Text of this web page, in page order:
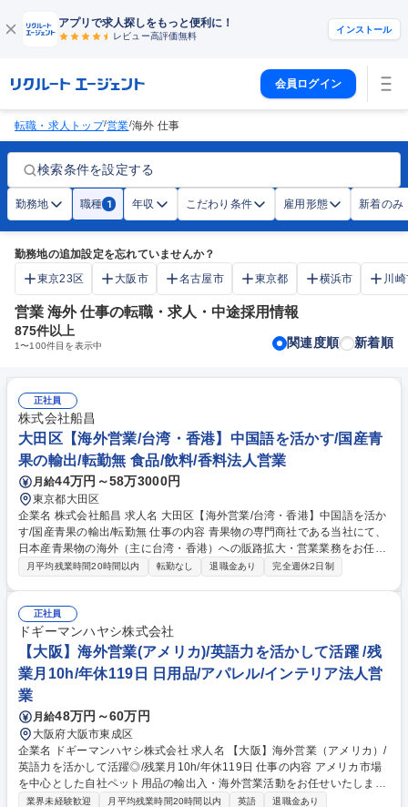
アプリで求人探しをもっと便利に！
レビュー高評価無料
インストール
会員ログイン
転職・求人トップ/営業/海外 仕事
検索条件を設定する
勤務地 職種 1 年収 こだわり条件 雇用形態 新着のみ
勤務地の追加設定を忘れていませんか？
東京23区
大阪市 名古屋市 東京都 横浜市 川
営業 海外 仕事の転職・求人・中途採用情報
875件以上
1〜100件目を表示中 関連度順 新着順
正社員
株式会社船昌
大田区【海外営業/台湾・香港】中国語を活かす/国産青
果の輸出/転勤無 食品/飲料/香料法人営業
月給44万円～58万3000円
東京都大田区
企業名 株式会社船昌 求人名 大田区【海外営業/台湾・香港】中国語を活か
す/国産青果の輸出/転勤無 仕事の内容 青果物の専門商社である当社にて、
日本産青果物の海外（主に台湾・香港）への販路拡大・営業業務をお任せ
いたします。仕入れから販売戦略の立案、輸出実務まで一貫して携わり、
（卸・小売等）への新規開拓・既存深耕（主にオンライン）。■実務：卸
売市場や農家からの仕入れ、検疫対応、出荷手配。■企画：現地イベント
出展、産地案内、価格設計。自ら仕入れ先や販売方法を決定できる裁量の
大きさが魅力。今後は東南アジア等への展開も検討中。【業務内容の変更
範囲】当社の指定する業務 募集職種 大田区【海外営業/台湾・香港】中国
語を活かす/国産青果の輸出/転勤無
月平均残業時間20時間以内 転勤なし 退職金あり 完全週休2日制
正社員
ドギーマンハヤシ株式会社
【大阪】海外営業(アメリカ)/英語力を活かして活躍 /残
業月10h/年休119日 日用品/アパレル/インテリア法人営
業
月給48万円～60万円
大阪府大阪市東成区
企業名 ドギーマンハヤシ株式会社 求人名 【大阪】海外営業（アメリカ）/
英語力を活かして活躍◎/残業月10h/年休119日 仕事の内容 アメリカ市場
を中心とした自社ペット用品の輸出入・海外営業活動をお任せいたしま
す。市場ニーズに合わせた戦略立案から新規開拓まで、当社のブランドを
業界未経験歓迎 月平均残業時間20時間以内 英語
退職金あり